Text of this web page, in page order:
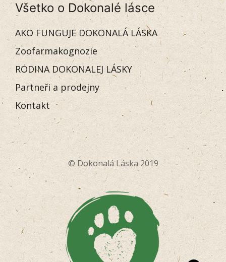
Všetko o Dokonalé lásce
AKO FUNGUJE DOKONALÁ LÁSKA
Zoofarmakognozie
RODINA DOKONALEJ LÁSKY
Partneři a prodejny
Kontakt
© Dokonalá Láska 2019